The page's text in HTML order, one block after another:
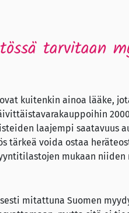
tarvitaan
kuitenkin ainoa lääke,
laajempi saatavuus
tärkeä voida ostaa
mukaan niiden
mitattuna Suomen